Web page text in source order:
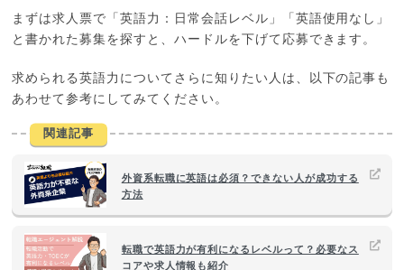
まずは求人票で「英語力：日常会話レベル」「英語使用なし」
と書かれた募集を探すと、ハードルを下げて応募できます。
求められる英語力についてさらに知りたい人は、以下の記事も
あわせて参考にしてみてください。
関連記事
外資系転職に英語は必須？できない人が成功する
方法
転職で英語力が有利になるレベルって？必要なス
コアや求人情報も紹介